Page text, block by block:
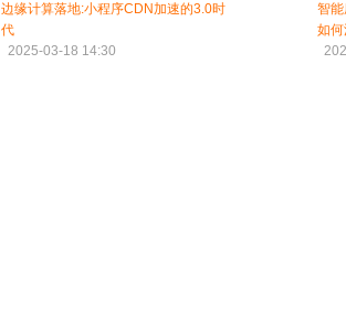
边缘计算落地:小程序CDN加速的3.0时
代
2025-03-18 14:30
智
如